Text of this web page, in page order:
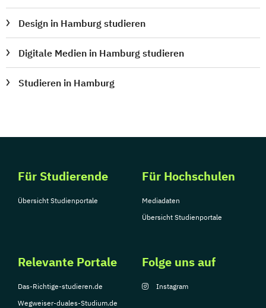
Design in Hamburg studieren
Digitale Medien in Hamburg studieren
Studieren in Hamburg
Für Studierende
Übersicht Studienportale
Für Hochschulen
Mediadaten
Übersicht Studienportale
Relevante Portale
Das-Richtige-studieren.de
Wegweiser-duales-Studium.de
Folge uns auf
Instagram